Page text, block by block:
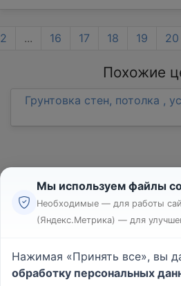
2 ... 16 17 18 19 20
Похожие
Грунтовка стен, потолка ,
Реклама
Пользовательское
Политика
Мы используем файлы
Необходимые — для работы
(Яндекс.Метрика) — для
Нажимая «Принять все», вы
обработку персональных